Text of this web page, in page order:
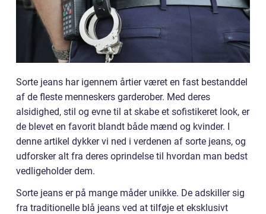
Sorte jeans har igennem årtier været en fast bestanddel
af de fleste menneskers garderober. Med deres
alsidighed, stil og evne til at skabe et sofistikeret look, er
de blevet en favorit blandt både mænd og kvinder. I
denne artikel dykker vi ned i verdenen af sorte jeans, og
udforsker alt fra deres oprindelse til hvordan man bedst
vedligeholder dem.
Sorte jeans er på mange måder unikke. De adskiller sig
fra traditionelle blå jeans ved at tilføje et eksklusivt